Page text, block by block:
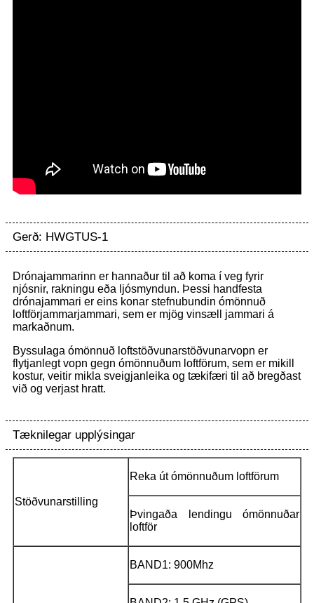
Gerð: HWGTUS-1
Drónajammarinn er hannaður til að koma í veg fyrir
njósnir, rakningu eða ljósmyndun. Þessi handfesta
drónajammari er eins konar stefnubundin ómönnuð
loftförjammarjammari, sem er mjög vinsæll jammari á
markaðnum.
Byssulaga ómönnuð loftstöðvunarstöðvunarvopn er
flytjanlegt vopn gegn ómönnuðum loftförum, sem er mikill
kostur, veitir mikla sveigjanleika og tækifæri til að bregðast
við og verjast hratt.
Tæknilegar upplýsingar
Stöðvunarstilling
Reka út ómönnuðum loftförum
Þvingaða lendingu ómönnuðar
loftför
BAND1: 900Mhz